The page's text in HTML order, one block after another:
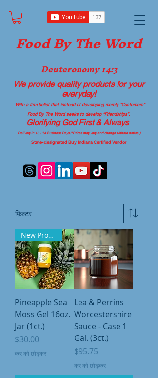
Food By The Word
Deuteronomy 14:3
We provide quality productsfor your
everyday!
With a firm belief that instead of developing merely “Customers”
Food By The Word seeks to develop “Friendships”.
Glorifying God First & Always
Delivery in 10 - 14 Business Days (*Prices may vary and change without notice.)
State-designated Buy Indiana Certified Vendor
फ़िल्टर
New Product
Pineapple Sea
Moss Gel 16oz.
Jar (1ct.)
मूल्य
$30.00
कर को छोड़कर
Lea & Perrins
Worcestershire
Sauce - Case 1
Gal. (3ct.)
मूल्य
$95.75
कर को छोड़कर